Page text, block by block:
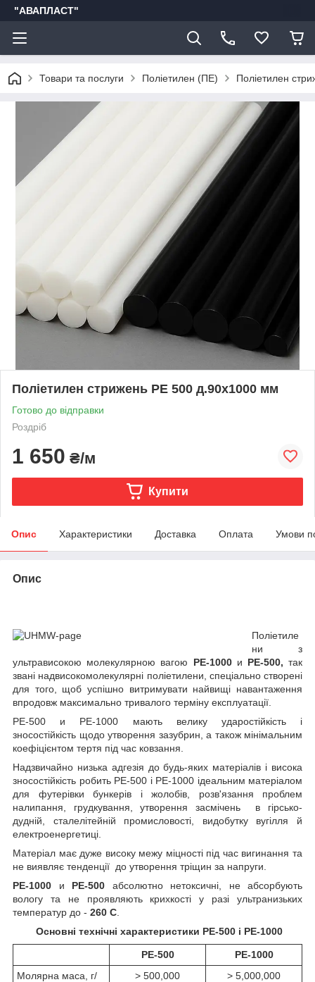
"АВАПЛАСТ"
Товари та послуги Поліетилен (ПЕ) Поліетилен
Поліетилен стрижень РЕ 500 д.90х1000 мм
Готово до відправки
Роздріб
1 650 ₴/м
Купити
Опис Характеристики Доставка Оплата Умови
Опис
Поліетиле
ни з
ультрависокою молекулярною вагою РЕ-1000 и PE-500, так
звані надвисокомолекулярні поліетилени, спеціально створені
для того, щоб успішно витримувати найвищі навантаження
впродовж максимально тривалого терміну експлуатації.
PE-500 и PE-1000 мають велику ударостійкість і
зносостійкість щодо утворення зазубрин, а також мінімальним
коефіцієнтом тертя під час ковзання.
Надзвичайно низька адгезія до будь-яких матеріалів і висока
зносостійкість робить РЕ-500 і РЕ-1000 ідеальним матеріалом
для футерівки бункерів і жолобів, розв'язання проблем
налипання, грудкування, утворення засмічень в гірсько-
дудній, сталелітейній промисловості, видобутку вугілля й
електроенергетиці.
Матеріал має дуже високу межу міцності під час вигинання та
не виявляє тенденції до утворення тріщин за напруги.
PE-1000 и PE-500 абсолютно нетоксичні, не абсорбують
вологу та не проявляють крихкості у разі ультранизьких
температур до - 260 С
Основні технічні характеристики РЕ-500 і РЕ-1000
РЕ-500
РЕ-1000
Молярна маса, г/
> 500,000 > 5,000,000